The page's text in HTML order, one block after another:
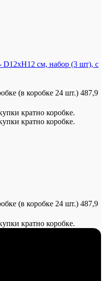
см, набор (3 шт), с
(в коробке 24 шт.) 487,9
кратно коробке.
кратно коробке.
(в коробке 24 шт.) 487,9
кратно коробке.